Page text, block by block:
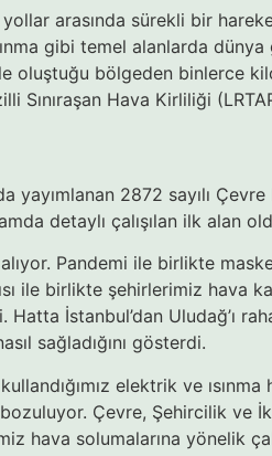
arasında sürekli bir
gibi temel alanlarda
bölgeden binlerce
Sınıraşan Hava Kirliliği
2872 sayılı Çevre
detaylı çalışılan ilk alan
Pandemi ile birlikte
ile birlikte şehirlerimiz hava
İstanbul’dan Uludağ’ı
sağladığını gösterdi.
elektrik ve
Çevre, Şehircilik ve
hava solumalarına yönelik